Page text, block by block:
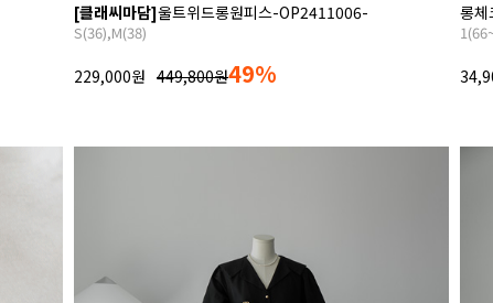
[클래씨마담]울트위드롱원피스-OP2411006-
S(36),M(38)
229,000원 449,800원49%
롱